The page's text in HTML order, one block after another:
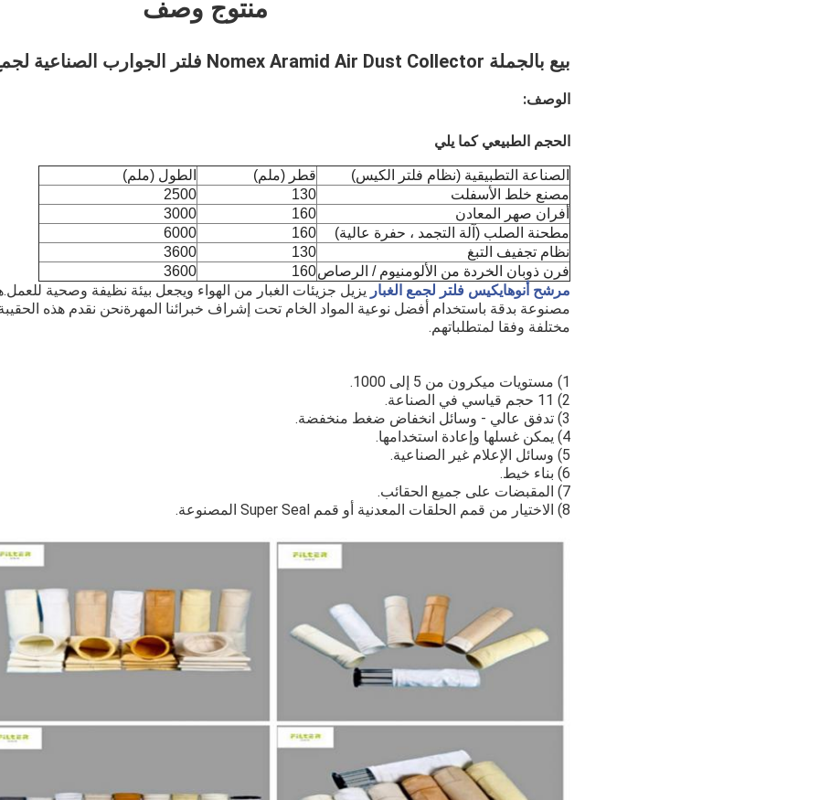
منتوج وصف
بيع بالجملة Nomex Aramid Air Dust Collector فلتر الجوارب الصناعية لجمع الغبار
الوصف:
الحجم الطبيعي كما يلي
الصناعة التطبيقية (نظام فلتر الكيس) قطر (ملم)
الطول (ملم)
مصنع خلط الأسفلت
130
2500
أفران صهر المعادن
160
3000
مطحنة الصلب (آلة التجمد ، حفرة عالية)
160
6000
نظام تجفيف التبغ
130
3600
فرن ذوبان الخردة من الألومنيوم / الرصاص160
3600
مرشح أنوهايكيس فلتر لجمع الغبار
مختلفة وفقا لمتطلباتهم.
1) مستويات ميكرون من 5 إلى 1000.
2) 11 حجم قياسي في الصناعة.
3) تدفق عالي - وسائل انخفاض ضغط منخفضة.
4) يمكن غسلها وإعادة استخدامها.
5) وسائل الإعلام غير الصناعية.
6) بناء خيط.
7) المقبضات على جميع الحقائب.
8) الاختيار من قمم الحلقات المعدنية أو قمم Super Seal المصنوعة.